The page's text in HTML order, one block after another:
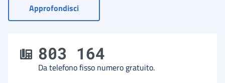
Approfondisci- Vai a Contact Center
803 164
Da telefono fisso numero gratuito.